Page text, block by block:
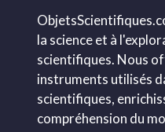
la science et à
scientifiques. Nous
instruments utilisés
scientifiques,
compréhension du